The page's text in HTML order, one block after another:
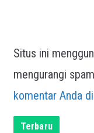
Situs ini
mengurangi
komentar Anda
Terbaru